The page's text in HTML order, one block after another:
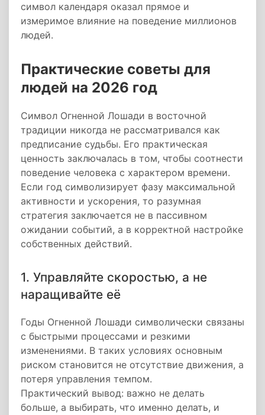
символ календаря оказал прямое и
измеримое влияние на поведение миллионов
людей.
Практические советы для
людей на 2026 год
Символ Огненной Лошади в восточной
традиции никогда не рассматривался как
предписание судьбы. Его практическая
ценность заключалась в том, чтобы соотнести
поведение человека с характером времени.
Если год символизирует фазу максимальной
активности и ускорения, то разумная
стратегия заключается не в пассивном
ожидании событий, а в корректной настройке
собственных действий.
1. Управляйте скоростью, а не
наращивайте её
Годы Огненной Лошади символически связаны
с быстрыми процессами и резкими
изменениями. В таких условиях основным
риском становится не отсутствие движения, а
потеря управления темпом.
Практический вывод: важно не делать
больше, а выбирать, что именно делать, и